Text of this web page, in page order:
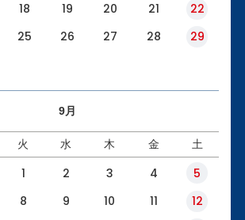
18 19 20 21
22
25 26 27 28
29
9月
火 水 木 金 土
1 2 3 4
5
8 9 10 11
12